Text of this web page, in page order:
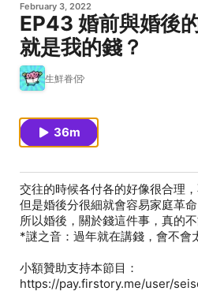
February 3, 2022
EP43 婚前與婚後
就是我的錢？
生鮮眷侶
36m
交往的時候各付各的好像很合理
但是婚後分很細就會容易家庭革命
所以婚後，關於錢這件事，真的
*謎之音：過年就在講錢，會不會
小額贊助支持本節目：
https://pay.firstory.me/user/